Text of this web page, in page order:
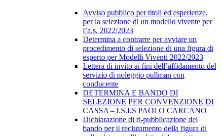
Avviso pubblico per titoli ed esperienze,
per la selezione di un modello vivente per
l’a.s. 2022/2023
Determina a contrarre per avviare un
procedimento di selezione di una figura di
esperto per Modelli Viventi 2022/2023
Lettera di invito ai fini dell’affidamento del
servizio di noleggio pullman con
conducente
DETERMINA E BANDO DI
SELEZIONE PER CONVENZIONE DI
CASSA – I.S.I.S PAOLO CARCANO
Dichiarazione di ri-pubblicazione del
bando per il reclutamento della figura di